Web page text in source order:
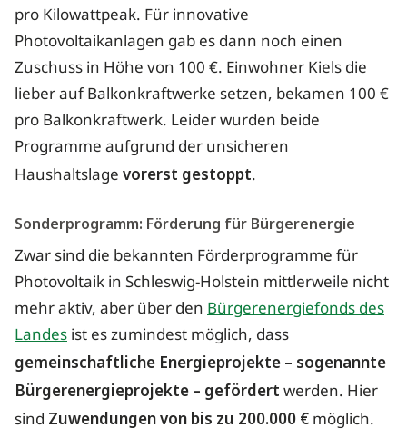
pro Kilowattpeak. Für innovative
Photovoltaikanlagen gab es dann noch einen
Zuschuss in Höhe von 100 €. Einwohner Kiels die
lieber auf Balkonkraftwerke setzen, bekamen 100 €
pro Balkonkraftwerk. Leider wurden beide
Programme aufgrund der unsicheren
Haushaltslage vorerst gestoppt.
Sonderprogramm: Förderung für Bürgerenergie
Zwar sind die bekannten Förderprogramme für
Photovoltaik in Schleswig-Holstein mittlerweile nicht
mehr aktiv, aber über denBürgerenergiefonds des
Landesist es zumindest möglich, dass
gemeinschaftliche Energieprojekte – sogenannte
Bürgerenergieprojekte – gefördert werden. Hier
sind Zuwendungen von bis zu 200.000 € möglich.